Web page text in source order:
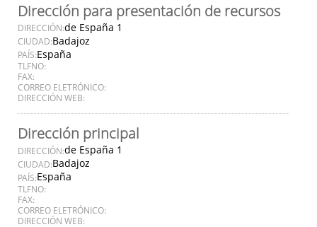
Dirección para presentación de recursos
DIRECCIÓN:de España 1
CIUDAD:Badajoz
PAÍS:España
TLFNO:
FAX:
CORREO ELETRÓNICO:
DIRECCIÓN WEB:
Dirección principal
DIRECCIÓN:de España 1
CIUDAD:Badajoz
PAÍS:España
TLFNO:
FAX:
CORREO ELETRÓNICO:
DIRECCIÓN WEB: